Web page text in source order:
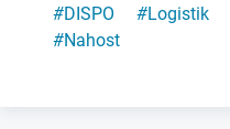
#DISPO #Logistik
#Nahost